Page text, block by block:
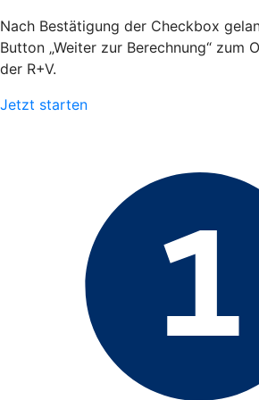
Nach Bestätigung der Checkbox
Button „Weiter zur Berechnung“ zum
der R+V.
Jetzt starten